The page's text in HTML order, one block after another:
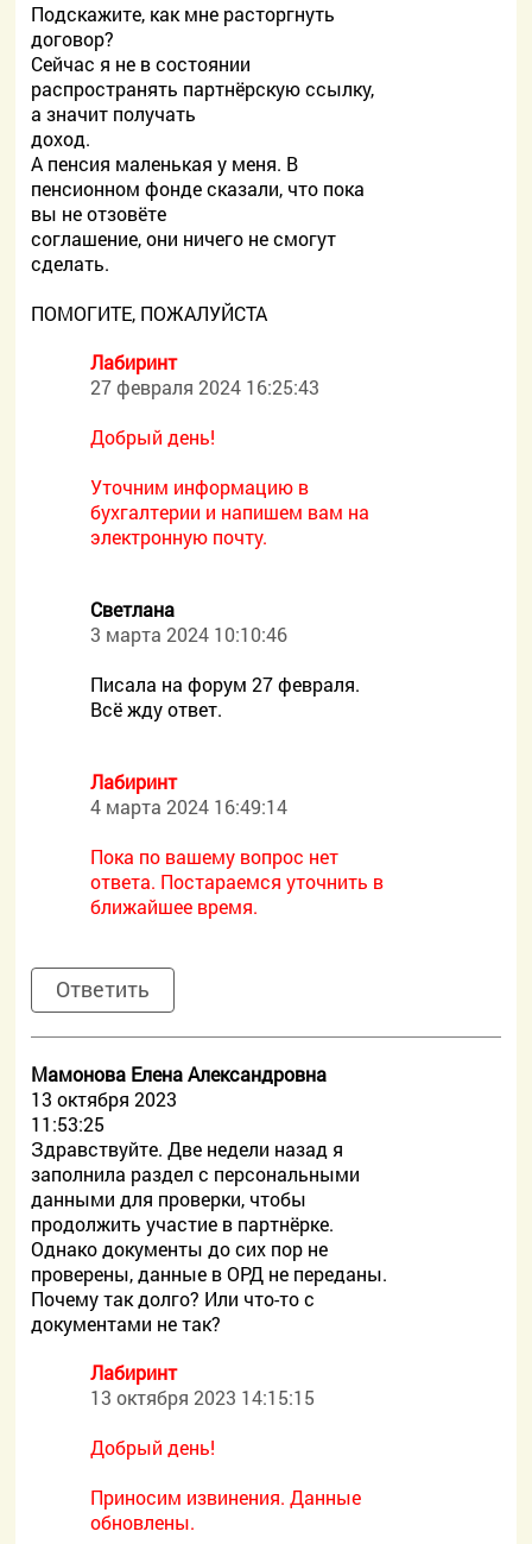
Подскажите, как мне расторгнуть
договор?
Сейчас я не в состоянии
распространять партнёрскую ссылку,
а значит получать
доход.
А пенсия маленькая у меня. В
пенсионном фонде сказали, что пока
вы не отзовёте
соглашение, они ничего не смогут
сделать.
ПОМОГИТЕ, ПОЖАЛУЙСТА
Лабиринт
27 февраля 2024 16:25:43
Добрый день!
Уточним информацию в
бухгалтерии и напишем вам на
электронную почту.
Светлана
3 марта 2024 10:10:46
Писала на форум 27 февраля.
Всё жду ответ.
Лабиринт
4 марта 2024 16:49:14
Пока по вашему вопрос нет
ответа. Постараемся уточнить в
ближайшее время.
Ответить
Мамонова Елена Александровна
13 октября 2023
11:53:25
Здравствуйте. Две недели назад я
заполнила раздел с персональными
данными для проверки, чтобы
продолжить участие в партнёрке.
Однако документы до сих пор не
проверены, данные в ОРД не переданы.
Почему так долго? Или что-то с
документами не так?
Лабиринт
13 октября 2023 14:15:15
Добрый день!
Приносим извинения. Данные
обновлены.